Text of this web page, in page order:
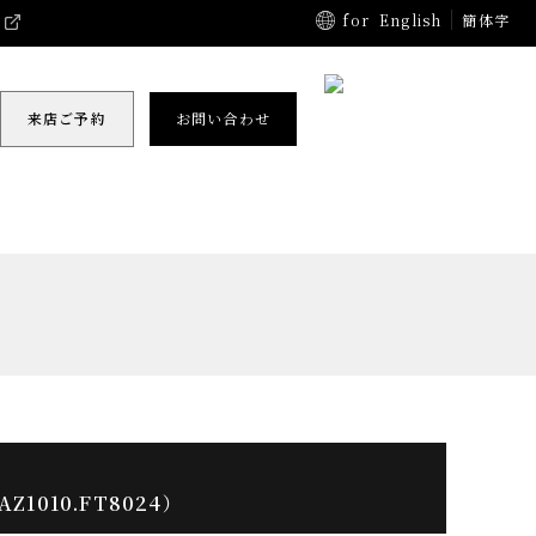
for English 簡体字
来店ご予約 お問い合わせ
）